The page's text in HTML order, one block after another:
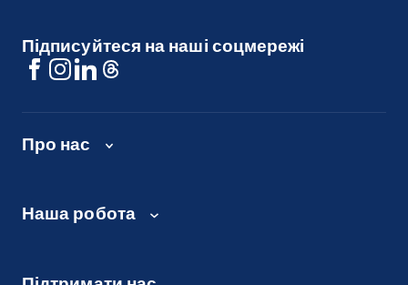
Підписуйтеся на наші соцмережі
Про нас
Наша робота